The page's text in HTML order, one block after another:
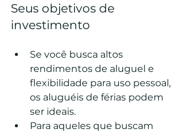
Seus objetivos de
investimento
Se você busca altos
rendimentos de aluguel e
flexibilidade para uso pessoal,
os aluguéis de férias podem
ser ideais.
Para aqueles que buscam